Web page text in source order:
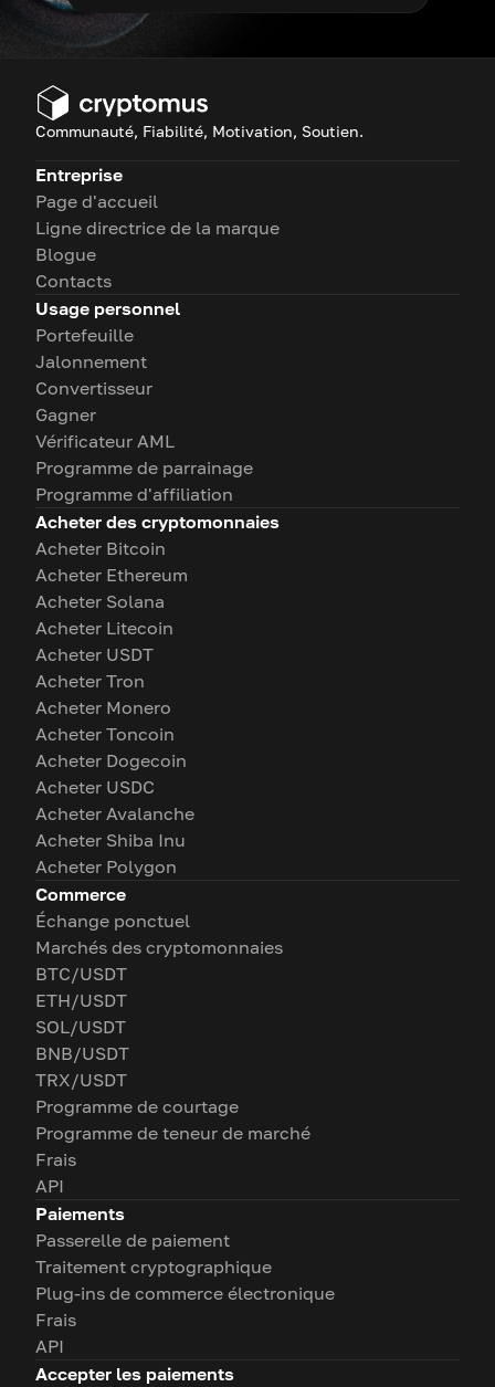
Communauté, Fiabilité, Motivation, Soutien.
Entreprise
Page d'accueil
Ligne directrice de la marque
Blogue
Contacts
Usage personnel
Portefeuille
Jalonnement
Convertisseur
Gagner
Vérificateur AML
Programme de parrainage
Programme d'affiliation
Acheter des cryptomonnaies
Acheter Bitcoin
Acheter Ethereum
Acheter Solana
Acheter Litecoin
Acheter USDT
Acheter Tron
Acheter Monero
Acheter Toncoin
Acheter Dogecoin
Acheter USDC
Acheter Avalanche
Acheter Shiba Inu
Acheter Polygon
Commerce
Échange ponctuel
Marchés des cryptomonnaies
BTC/USDT
ETH/USDT
SOL/USDT
BNB/USDT
TRX/USDT
Programme de courtage
Programme de teneur de marché
Frais
API
Paiements
Passerelle de paiement
Traitement cryptographique
Plug-ins de commerce électronique
Frais
API
Accepter les paiements